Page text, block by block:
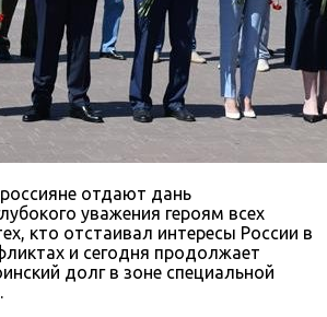
отдают дань
уважения героям всех
кто отстаивал интересы России в
и сегодня продолжает
долг в зоне специальной